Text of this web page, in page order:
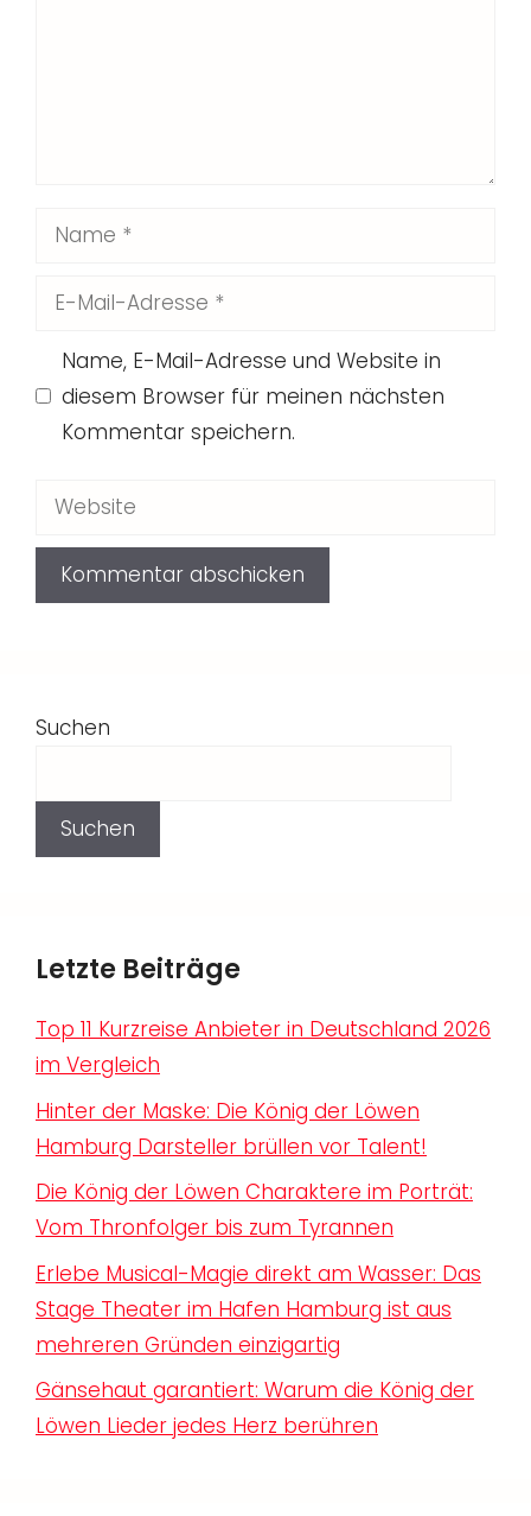
Name
E-
Adresse
Name, E-Mail-Adresse und Website in
diesem Browser für meinen nächsten
Kommentar speichern.
Website
Suchen
Suchen
Letzte Beiträge
Top 11 Kurzreise Anbieter in Deutschland 2026
im Vergleich
Hinter der Maske: Die König der Löwen
Hamburg Darsteller brüllen vor Talent!
Die König der Löwen Charaktere im Porträt:
Vom Thronfolger bis zum Tyrannen
Erlebe Musical-Magie direkt am Wasser: Das
Stage Theater im Hafen Hamburg ist aus
mehreren Gründen einzigartig
Gänsehaut garantiert: Warum die König der
Löwen Lieder jedes Herz berühren